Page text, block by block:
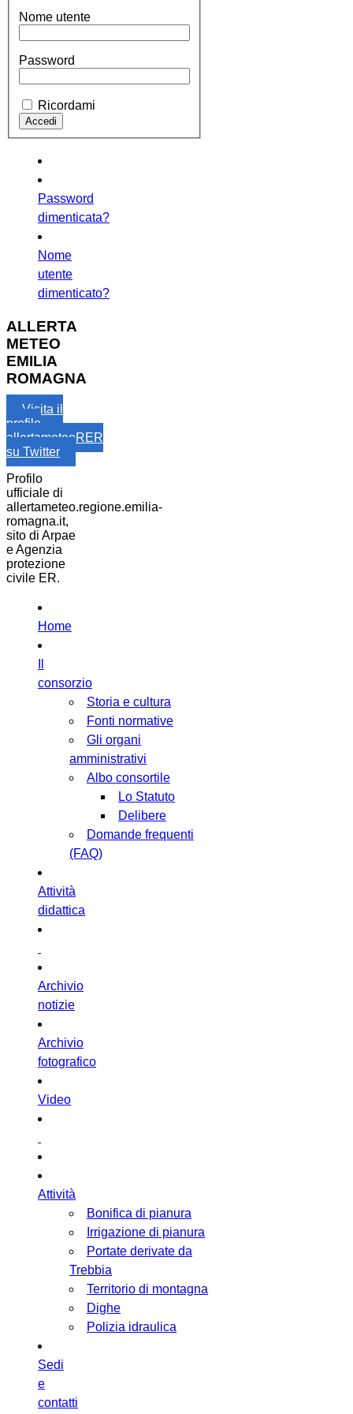
Nome utente
Password
Ricordami
Password
dimenticata?
Nome
utente
dimenticato?
ALLERTA
METEO
EMILIA
ROMAGNA
Visita il
profilo
allertameteoRER
su Twitter
Profilo
ufficiale di
allertameteo.regione.emilia-
romagna.it,
sito di Arpae
e Agenzia
protezione
civile ER.
Home
consorzio
Storia e cultura
Fonti normative
Gli organi
amministrativi
Albo consortile
Lo Statuto
Delibere
Domande frequenti
(FAQ)
Attività
didattica
Archivio
notizie
Archivio
fotografico
Video
Attività
Bonifica di pianura
Irrigazione di pianura
Portate derivate da
Trebbia
Territorio di montagna
Dighe
Polizia idraulica
Sedi
e
contatti